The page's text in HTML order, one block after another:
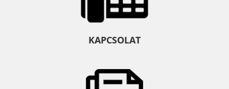
KAPCSOLAT